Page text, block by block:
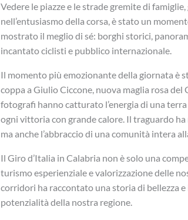
Vedere le piazze e le strade gremite di
nell’entusiasmo della corsa, è stato un
mostrato il meglio di sé: borghi storici,
incantato ciclisti e pubblico internazionale.
Il momento più emozionante della giornata è
coppa a Giulio Ciccone, nuova maglia rosa del
fotografi hanno catturato l’energia di una
ogni vittoria con grande calore. Il traguardo
ma anche l’abbraccio di una comunità intera
Il Giro d’Italia in Calabria non è solo una
turismo esperienziale e valorizzazione delle
corridori ha raccontato una storia di bellezza
potenzialità della nostra regione.